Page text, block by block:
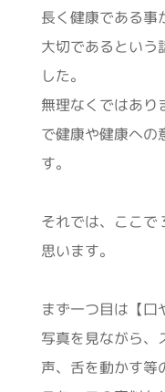
長く健康である事
大切であるという
した。
無理なくではあり
で健康や健康への
す。
それでは、ここで
思います。
まず一つ目は【口
写真を見ながら、
声、舌を動かす等